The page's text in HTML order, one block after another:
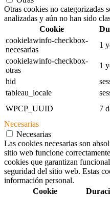
Otras cookies no categorizadas
analizadas y aún no han sido
Cookie
cookielawinfo-checkbox-
necesarias
1
cookielawinfo-checkbox-
otras
1
hid
tableau_locale
WPCP_UUID
7
Necesarias
Necesarias
Las cookies necesarias son
sitio web funcione
cookies que garantizan
seguridad del sitio web. Estas
información personal.
Cookie